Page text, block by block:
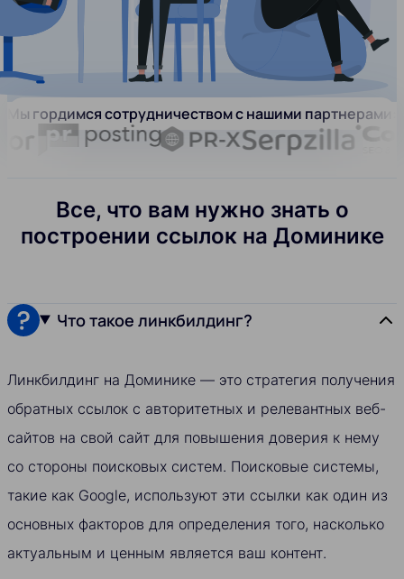
Мы гордимся сотрудничеством с нашими партнерами:
Все, что вам нужно знать о
построении ссылок на Доминике
Что такое линкбилдинг?
Линкбилдинг на Доминике — это стратегия получения
обратных ссылок с авторитетных и релевантных веб-
сайтов на свой сайт для повышения доверия к нему
со стороны поисковых систем. Поисковые системы,
такие как Google, используют эти ссылки как один из
основных факторов для определения того, насколько
актуальным и ценным является ваш контент.